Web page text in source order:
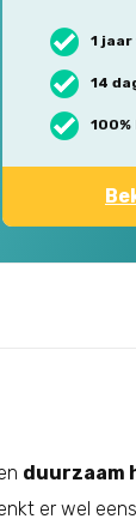
1
14
duurzaam
er wel